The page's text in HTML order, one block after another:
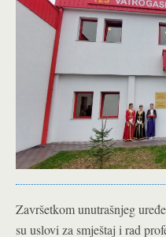
Završetkom unutrašnjeg
su uslovi za smještaj i rad